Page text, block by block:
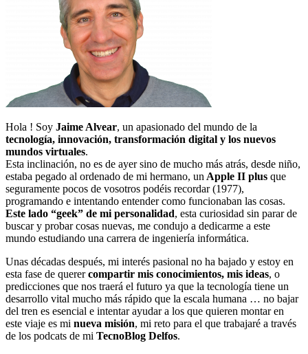
Hola ! Soy Jaime Alvear, un apasionado del mundo de la
tecnología, innovación, transformación digital y los nuevos
mundos virtuales.
Esta inclinación, no es de ayer sino de mucho más atrás, desde niño,
estaba pegado al ordenado de mi hermano, un Apple II plus que
seguramente pocos de vosotros podéis recordar (1977),
programando e intentando entender como funcionaban las cosas.
Este lado “geek” de mi personalidad, esta curiosidad sin parar de
buscar y probar cosas nuevas, me condujo a dedicarme a este
mundo estudiando una carrera de ingeniería informática.
Unas décadas después, mi interés pasional no ha bajado y estoy en
esta fase de querercompartir mis conocimientos, mis ideas, o
predicciones que nos traerá el futuro ya que la tecnología tiene un
desarrollo vital mucho más rápido que la escala humana … no bajar
del tren es esencial e intentar ayudar a los que quieren montar en
este viaje es mi nueva misión, mi reto para el que trabajaré a través
de los podcats de mi TecnoBlog Delfos.